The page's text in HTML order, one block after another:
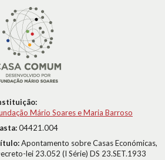
Mário Soares e Maria Barroso
04421.004
Apontamento sobre Casas Económicas,
lei 23.052 (I Série) DS 23.SET.1933